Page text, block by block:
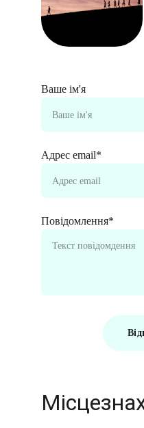
Ваше ім'я
Адрес email*
Повідомлення*